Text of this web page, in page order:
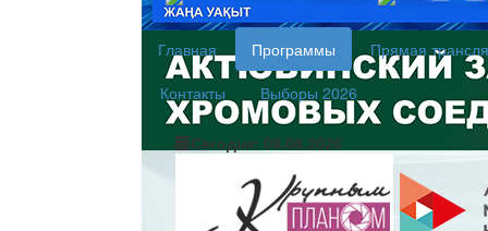
Главная Программы
Прямая
Контакты
Выборы 2026
Сегодня: 09.08.2026